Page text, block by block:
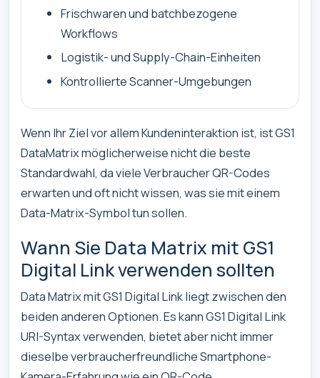
Frischwaren und batchbezogene
Workflows
Logistik- und Supply-Chain-Einheiten
Kontrollierte Scanner-Umgebungen
Wenn Ihr Ziel vor allem Kundeninteraktion ist, ist GS1
DataMatrix möglicherweise nicht die beste
Standardwahl, da viele Verbraucher QR-Codes
erwarten und oft nicht wissen, was sie mit einem
Data-Matrix-Symbol tun sollen.
Wann Sie Data Matrix mit GS1
Digital Link verwenden sollten
Data Matrix mit GS1 Digital Link liegt zwischen den
beiden anderen Optionen. Es kann GS1 Digital Link
URI-Syntax verwenden, bietet aber nicht immer
dieselbe verbraucherfreundliche Smartphone-